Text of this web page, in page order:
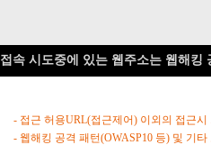
접속 시도중에 있는 웹주소는 웹해킹
- 접근 허용URL(접근제어) 이외의 접근시
- 웹해킹 공격 패턴(OWASP10 등) 및 기